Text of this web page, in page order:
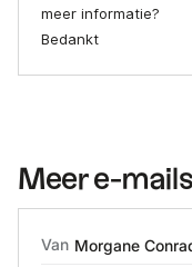
meer informatie?
Bedankt
Meer e-
Van Morgane